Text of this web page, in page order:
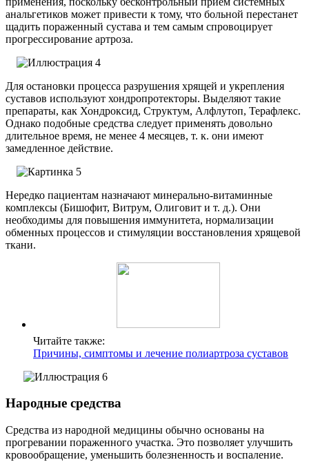
анальгетиков может привести к тому, что больной перестанет
щадить пораженный сустава и тем самым спровоцирует
прогрессирование артроза.
Для остановки процесса разрушения хрящей и укрепления
суставов используют хондропротекторы. Выделяют такие
препараты, как Хондроксид, Структум, Алфлутоп, Терафлекс.
Однако подобные средства следует применять довольно
длительное время, не менее 4 месяцев, т. к. они имеют
замедленное действие.
Нередко пациентам назначают минерально-витаминные
комплексы (Бишофит, Витрум, Олиговит и т. д.). Они
необходимы для повышения иммунитета, нормализации
обменных процессов и стимуляции восстановления хрящевой
ткани.
Читайте также:
Причины, симптомы и лечение полиартроза суставов
Народные средства
Средства из народной медицины обычно основаны на
прогревании пораженного участка. Это позволяет улучшить
кровообращение, уменьшить болезненность и воспаление.